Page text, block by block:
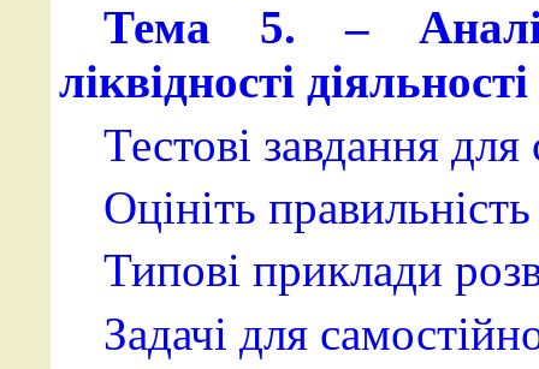
Тема 5. –
ліквідності
Тестові завдання
Оцініть
Типові приклади
Задачі для